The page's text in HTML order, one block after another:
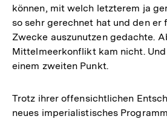
können, mit welch letzterem ja
so sehr gerechnet hat und den er
Zwecke auszunutzen gedachte.
Mittelmeerkonflikt kam nicht.
einem zweiten Punkt.
Trotz ihrer offensichtlichen
neues imperialistisches